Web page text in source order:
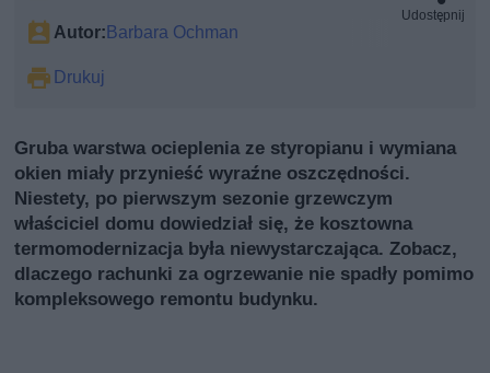
Autor: Barbara Ochman
Drukuj
Udostępnij
Gruba warstwa ocieplenia ze styropianu i wymiana
okien miały przynieść wyraźne oszczędności.
Niestety, po pierwszym sezonie grzewczym
właściciel domu dowiedział się, że kosztowna
termomodernizacja była niewystarczająca. Zobacz,
dlaczego rachunki za ogrzewanie nie spadły pomimo
kompleksowego remontu budynku.